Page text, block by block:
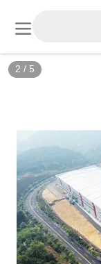
2 / 5